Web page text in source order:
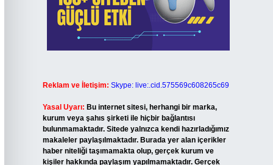
Reklam ve İletişim: Skype: live:.cid.575569c608265c69
Yasal Uyarı: Bu internet sitesi, herhangi bir marka,
kurum veya şahıs şirketi ile hiçbir bağlantısı
bulunmamaktadır. Sitede yalnızca kendi hazırladığımız
makaleler paylaşılmaktadır. Burada yer alan içerikler
haber niteliği taşımamakta olup, gerçek kurum ve
kişiler hakkında paylaşım yapılmamaktadır. Gerçek